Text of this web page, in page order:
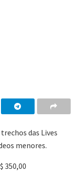
das Lives
menores.
350,00